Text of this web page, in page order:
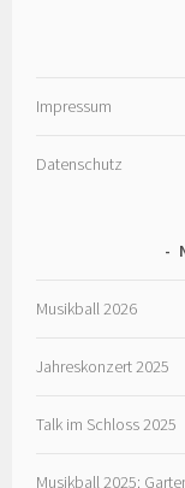
Impressum
Datenschutz
Musikball 2026
Jahreskonzert 2025
Talk im Schloss 2025
Musikball 2025: